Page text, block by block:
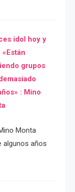
idol hoy y
«Están
grupos
: Mino
Monta
algunos años